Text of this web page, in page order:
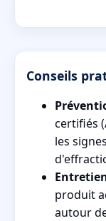
Conseils
certifiés
les
produit
autour